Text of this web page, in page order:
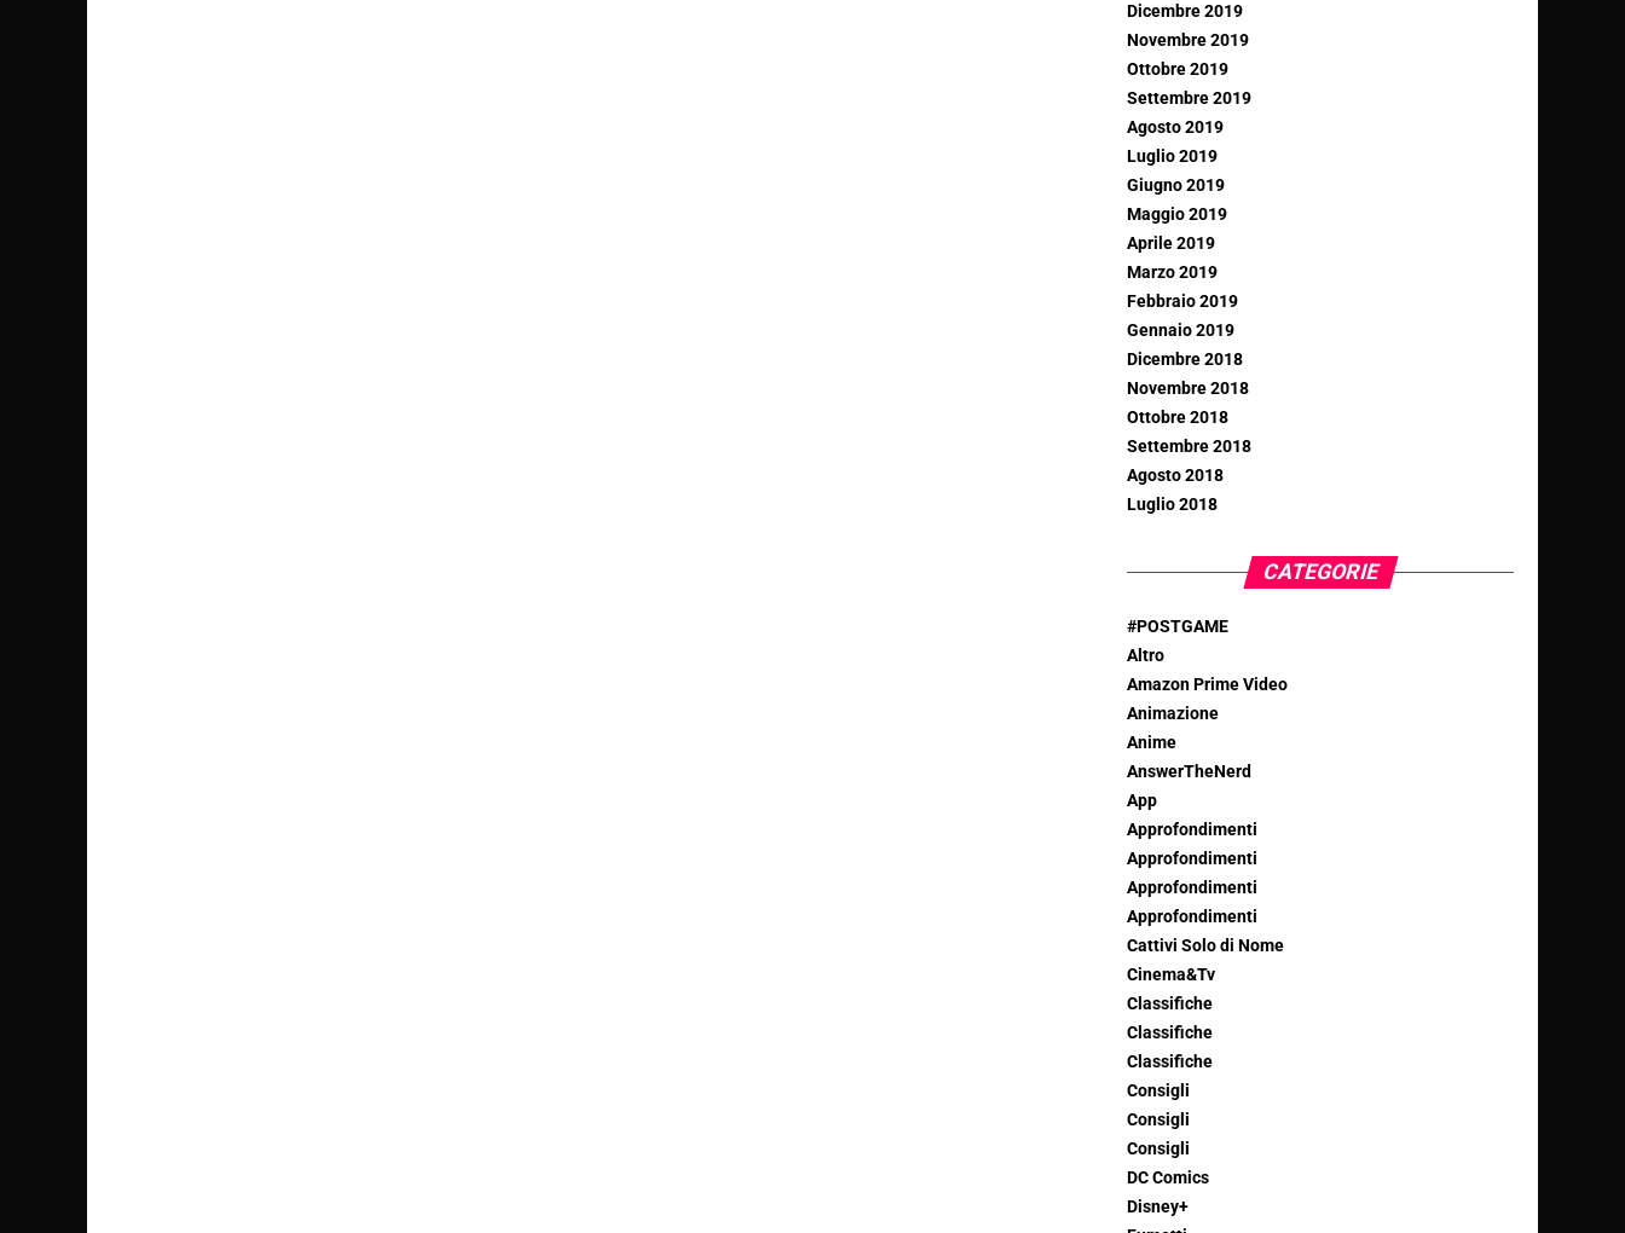
Dicembre 2019
Novembre 2019
Ottobre 2019
Settembre 2019
Agosto 2019
Luglio 2019
Giugno 2019
Maggio 2019
Aprile 2019
Marzo 2019
Febbraio 2019
Gennaio 2019
Dicembre 2018
Novembre 2018
Ottobre 2018
Settembre 2018
Agosto 2018
Luglio 2018
CATEGORIE
#POSTGAME
Altro
Amazon Prime Video
Animazione
Anime
AnswerTheNerd
App
Approfondimenti
Approfondimenti
Approfondimenti
Approfondimenti
Cattivi Solo di Nome
Cinema&Tv
Classifiche
Classifiche
Classifiche
Consigli
Consigli
Consigli
DC Comics
Disney+